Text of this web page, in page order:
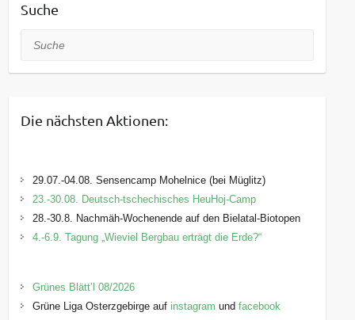
Suche
Suche
Die nächsten Aktionen:
29.07.-04.08. Sensencamp Mohelnice (bei Müglitz)
23.-30.08. Deutsch-tschechisches HeuHoj-Camp
28.-30.8. Nachmäh-Wochenende auf den Bielatal-Biotopen
4.-6.9. Tagung „Wieviel Bergbau erträgt die Erde?“
Grünes Blätt’l 08/2026
Grüne Liga Osterzgebirge auf instagram undfacebook